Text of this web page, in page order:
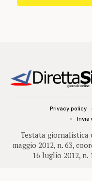
Testata giornalistica
maggio 2012, n. 63,
16 luglio 2012, n.
Privacy policy
Invia